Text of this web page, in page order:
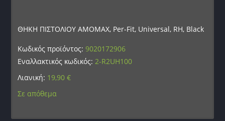
ΘΗΚΗ ΠΙΣΤΟΛΙΟΥ AMOMAX, Per-Fit, Universal, RH, Black
Κωδικός προϊόντος:9020172906
Εναλλακτικός κωδικός:2-R2UH100
Λιανική: 19,90€
Σε απόθεμα